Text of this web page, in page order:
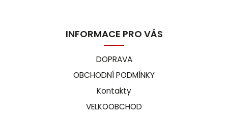
INFORMACE PRO VÁS
DOPRAVA
OBCHODNÍ PODMÍNKY
Kontakty
VELKOOBCHOD